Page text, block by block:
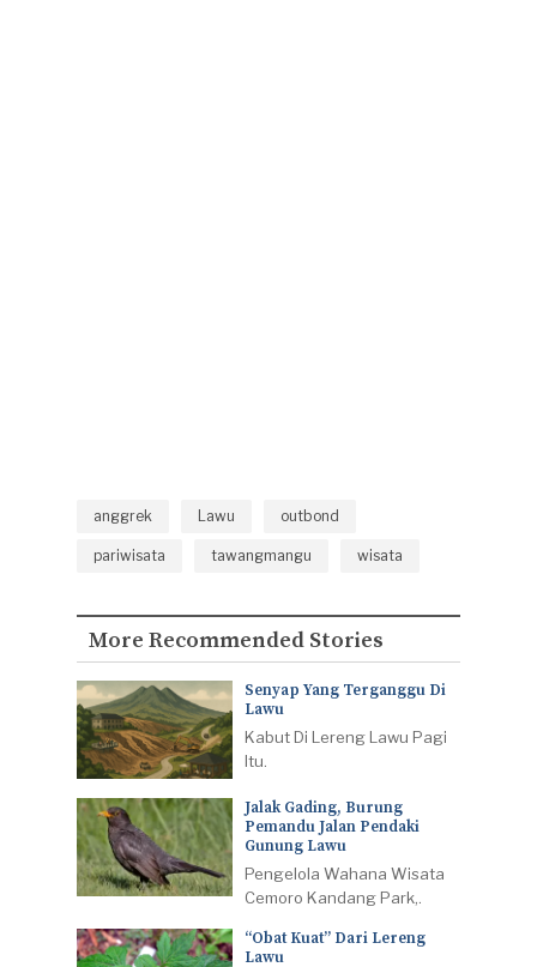
anggrek Lawu outbond
pariwisata tawangmangu wisata
More Recommended Stories
Senyap Yang Terganggu Di
Lawu
Kabut Di Lereng Lawu Pagi
Itu.
Jalak Gading, Burung
Pemandu Jalan Pendaki
Gunung Lawu
Pengelola Wahana Wisata
Cemoro Kandang Park,.
“Obat Kuat” Dari Lereng
Lawu